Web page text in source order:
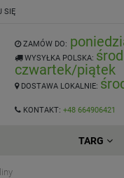
SIĘ
ZAMÓW DO:
WYSYŁKA POLSKA:
czwartek/piątek
DOSTAWA LOKALNIE:
KONTAKT: +48 664906421
TARG